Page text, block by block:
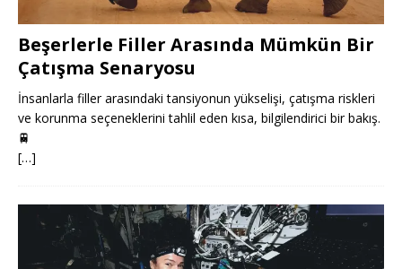
Beşerlerle Filler Arasında Mümkün Bir
Çatışma Senaryosu
İnsanlarla filler arasındaki tansiyonun yükselişi, çatışma riskleri
ve korunma seçeneklerini tahlil eden kısa, bilgilendirici bir bakış.
🚆
[…]